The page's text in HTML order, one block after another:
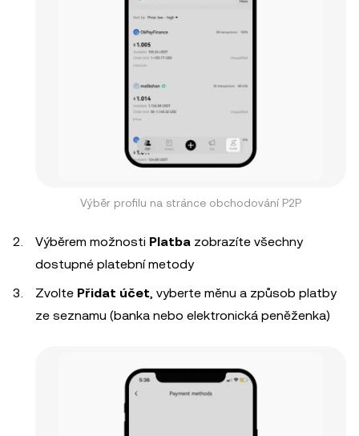
Výběr profilu na stránce obchodování P2P
Výběrem možnosti Platba zobrazíte všechny
dostupné platební metody
Zvolte Přidat účet, vyberte měnu a způsob platby
ze seznamu (banka nebo elektronická peněženka)